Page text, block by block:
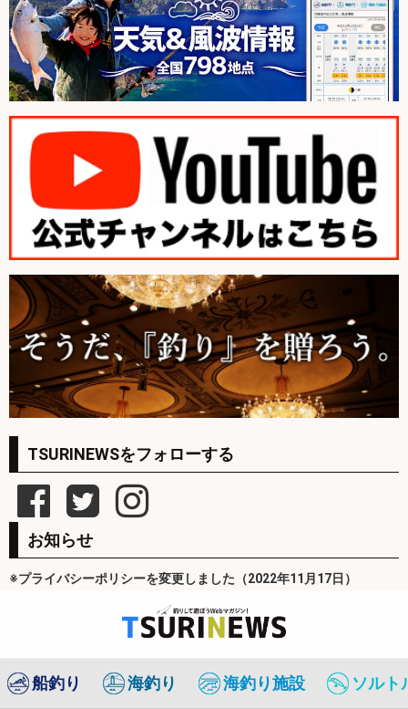
TSURINEWSをフォローする
お知らせ
※プライバシーポリシーを変更しました（2022年11月17日）
船釣り 海釣り 海釣り施設 ソルト